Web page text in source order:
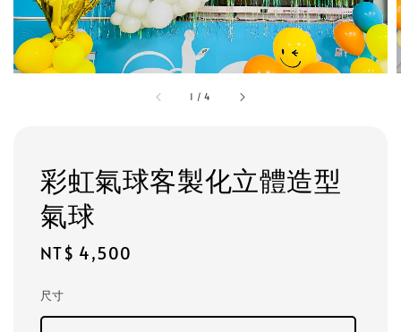
1 /4
彩虹氣球客製化立體造型
氣球
Regular
NT$ 4,500
尺寸